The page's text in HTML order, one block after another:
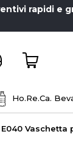
rapidi e
Ho.Re.Ca.